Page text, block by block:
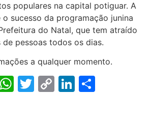
populares na capital potiguar. A
sucesso da programação junina
do Natal, que tem atraído
de pessoas todos os dias.
a qualquer momento.
WhatsApp
Twitter
CopyLinkedIn